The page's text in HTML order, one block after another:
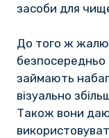
засоби для
До того ж
безпосередньо
займають
візуально
Також вони